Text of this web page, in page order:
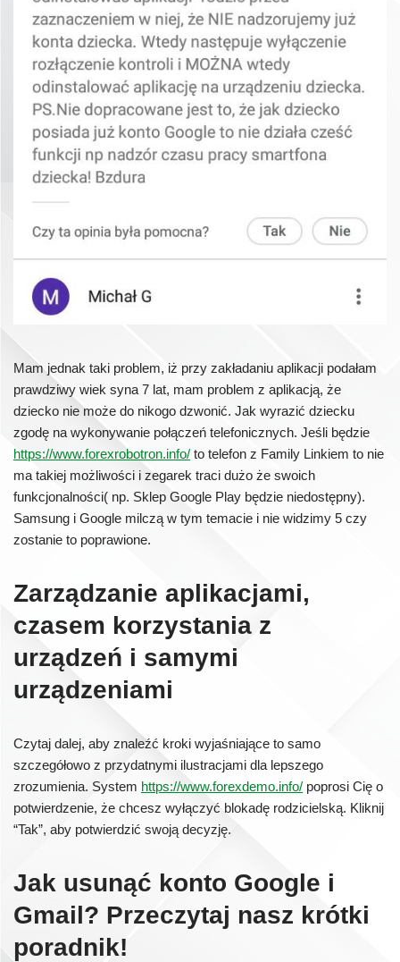
Mam jednak taki problem, iż przy zakładaniu aplikacji podałam
prawdziwy wiek syna 7 lat, mam problem z aplikacją, że
dziecko nie może do nikogo dzwonić. Jak wyrazić dziecku
zgodę na wykonywanie połączeń telefonicznych. Jeśli będzie
https://www.forexrobotron.info/ to telefon z Family Linkiem to nie
ma takiej możliwości i zegarek traci dużo że swoich
funkcjonalności( np. Sklep Google Play będzie niedostępny).
Samsung i Google milczą w tym temacie i nie widzimy 5 czy
zostanie to poprawione.
Zarządzanie aplikacjami,
czasem korzystania z
urządzeń i samymi
urządzeniami
Czytaj dalej, aby znaleźć kroki wyjaśniające to samo
szczegółowo z przydatnymi ilustracjami dla lepszego
zrozumienia. System https://www.forexdemo.info/ poprosi Cię o
potwierdzenie, że chcesz wyłączyć blokadę rodzicielską. Kliknij
“Tak”, aby potwierdzić swoją decyzję.
Jak usunąć konto Google i
Gmail? Przeczytaj nasz krótki
poradnik!